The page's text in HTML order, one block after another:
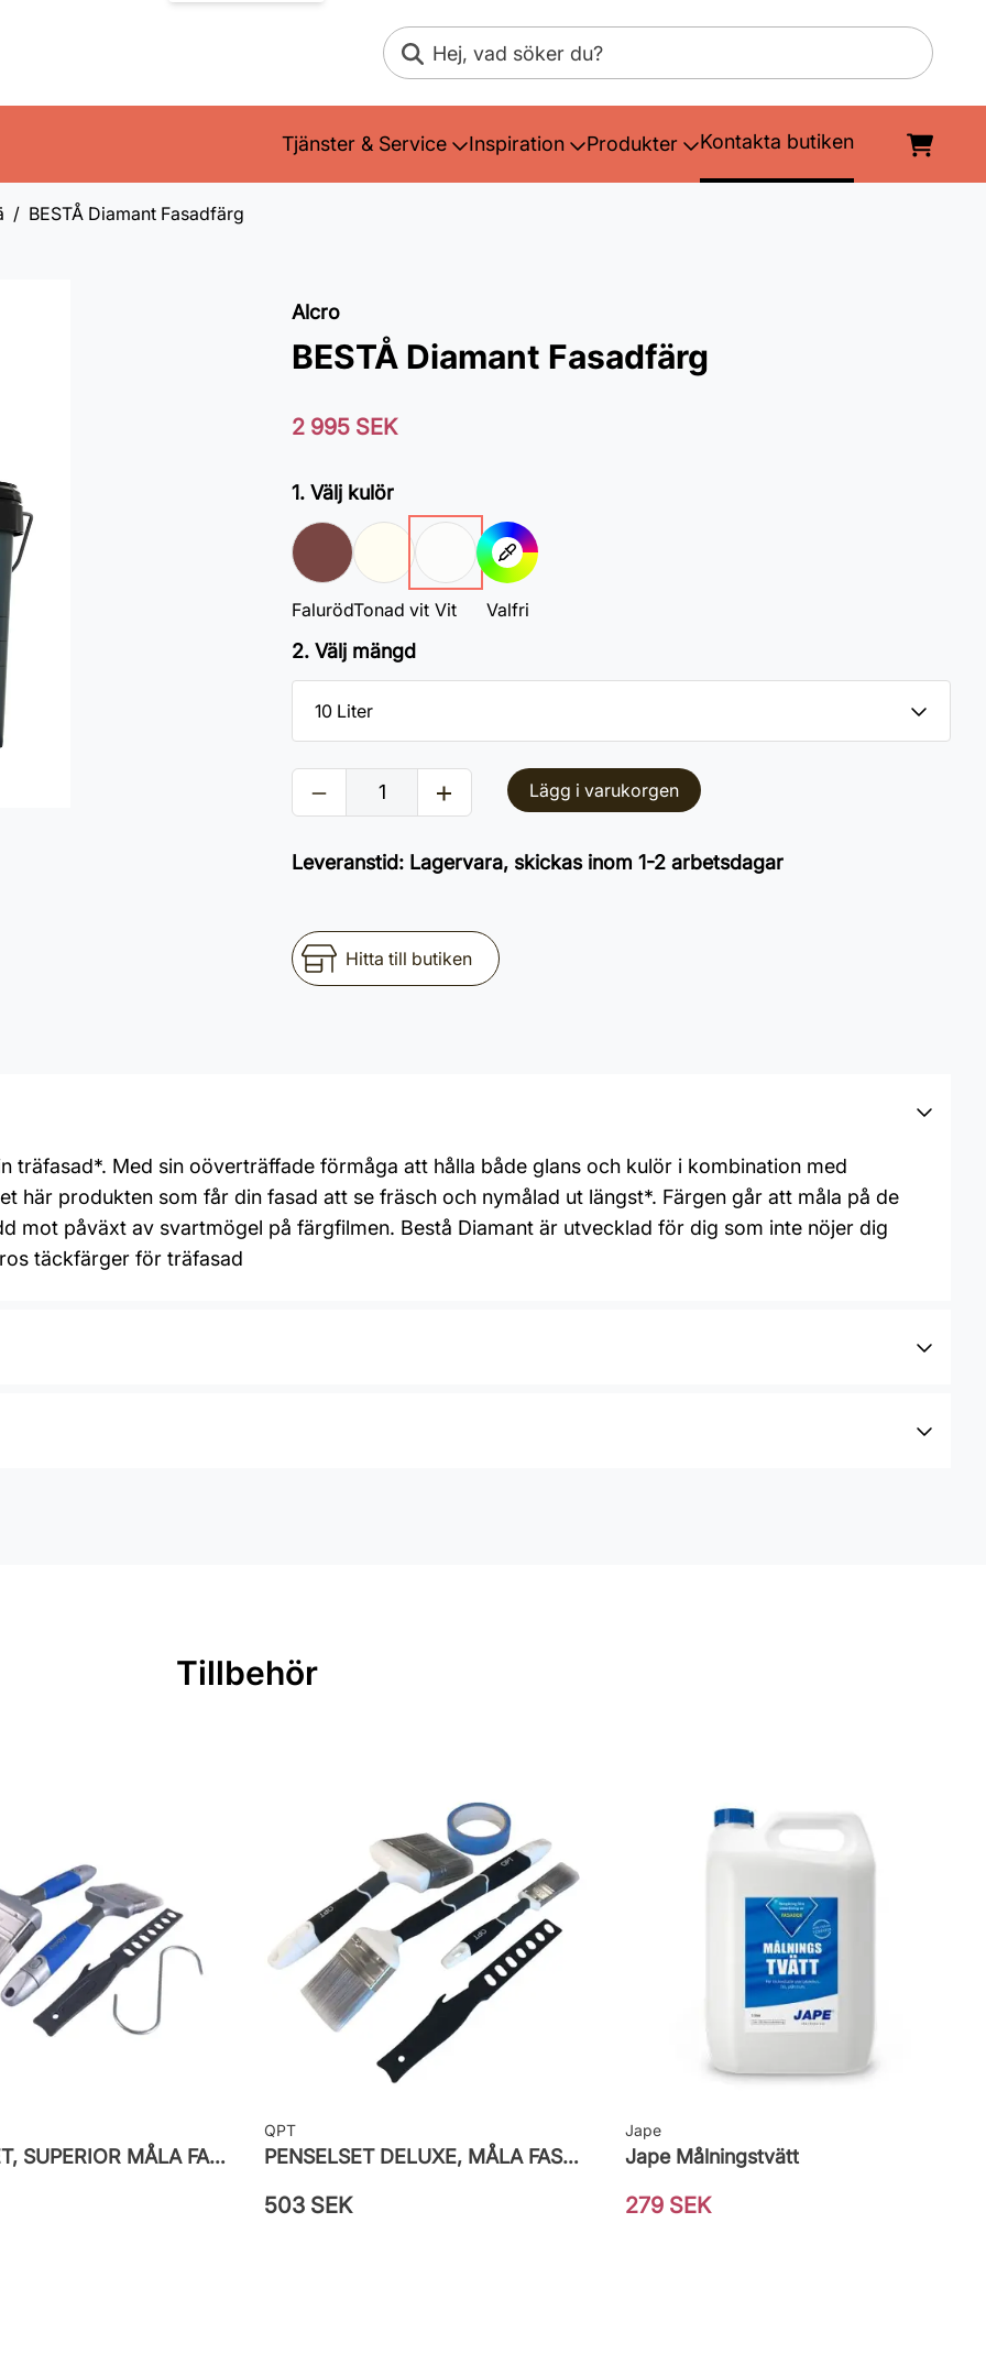
Sök
Tjänster & Service Inspiration Produkter Kontakta butiken
BESTÅ Diamant Fasadfärg
Alcro
BESTÅ Diamant Fasadfärg
2 995 SEK
1. Välj kulör
FalurödTonad vit Vit Valfri
2. Välj mängd
Lägg i varukorgen
Leveranstid: Lagervara, skickas inom 1-2 arbetsdagar
Hitta till butiken
träfasad*. Med sin oöverträffade förmåga att hålla både glans och kulör i kombination med
här produkten som får din fasad att se fräsch och nymålad ut längst*. Färgen går att måla på de
mot påväxt av svartmögel på färgfilmen. Bestå Diamant är utvecklad för dig som inte nöjer dig
täckfärger för träfasad
Tillbehör
PENSELSET, SUPERIOR MÅLA FASAD
QPT
PENSELSET DELUXE, MÅLA FASAD, ALLA YTOR
503 SEK
Jape
Jape Målningstvätt
279 SEK